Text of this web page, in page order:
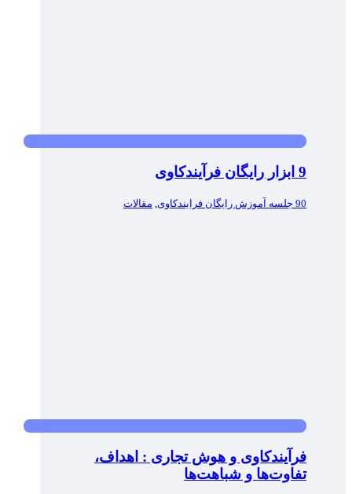
9 ابزار رایگان فرآیندکاوی
90 جلسه آموزش رایگان فرایندکاوی مقالات
فرآیندکاوی و هوش تجاری : اهداف،
تفاوت‌ها و شباهت‌ها